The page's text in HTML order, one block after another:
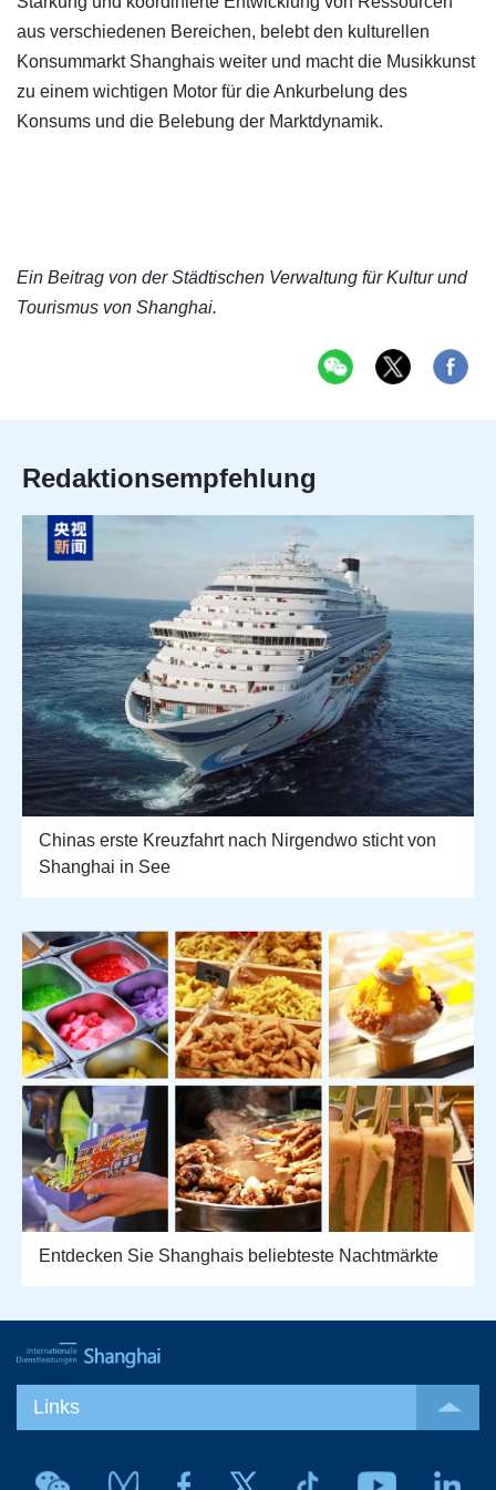
aus verschiedenen Bereichen, belebt den kulturellen
Konsummarkt Shanghais weiter und macht die Musikkunst
zu einem wichtigen Motor für die Ankurbelung des
Konsums und die Belebung der Marktdynamik.
Ein Beitrag von der Städtischen Verwaltung für Kultur und
Tourismus von Shanghai.
Redaktionsempfehlung
Chinas erste Kreuzfahrt nach Nirgendwo sticht von
Shanghai in See
Entdecken Sie Shanghais beliebteste Nachtmärkte
Links